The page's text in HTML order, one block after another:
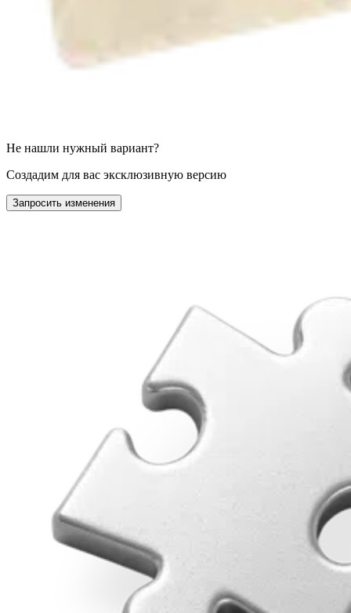
Не нашли нужный вариант?
Создадим для вас эксклюзивную версию
Запросить изменения